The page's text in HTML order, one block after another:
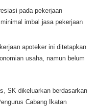
pada pekerjaan
imbal jasa pekerjaan
apoteker ini ditetapkan
usaha, namun belum
SK dikeluarkan berdasarkan
Cabang Ikatan